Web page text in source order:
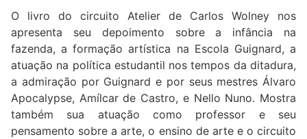
O livro do circuito Atelier de Carlos Wolney nos
apresenta seu depoimento sobre a infância na
fazenda, a formação artística na Escola Guignard, a
atuação na política estudantil nos tempos da ditadura,
a admiração por Guignard e por seus mestres Álvaro
Apocalypse, Amílcar de Castro, e Nello Nuno. Mostra
também sua atuação como professor e seu
pensamento sobre a arte, o ensino de arte e o circuito